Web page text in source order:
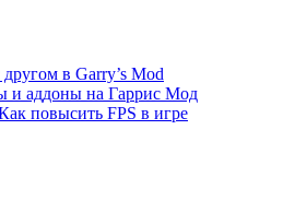
в Garry’s Mod
и аддоны на Гаррис Мод
повысить FPS в игре